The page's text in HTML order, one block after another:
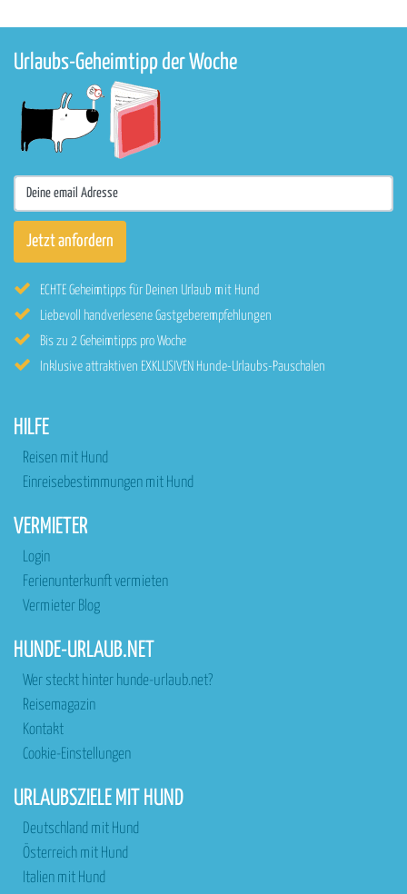
Urlaubs-Geheimtipp der Woche
ECHTE Geheimtipps für Deinen Urlaub mit Hund
Liebevoll handverlesene Gastgeberempfehlungen
Bis zu 2 Geheimtipps pro Woche
Inklusive attraktiven EXKLUSIVEN Hunde-Urlaubs-Pauschalen
HILFE
Reisen mit Hund
Einreisebestimmungen mit Hund
VERMIETER
Login
Ferienunterkunft vermieten
Vermieter Blog
HUNDE-URLAUB.NET
Wer steckt hinter hunde-urlaub.net?
Reisemagazin
Kontakt
Cookie-Einstellungen
URLAUBSZIELE MIT HUND
Deutschland mit Hund
Österreich mit Hund
Italien mit Hund